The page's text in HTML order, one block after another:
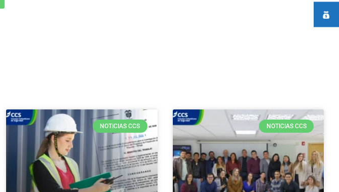
NOTICIAS CCS NOTICIAS CCS